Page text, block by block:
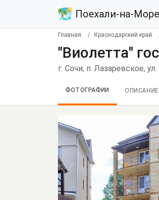
Поехали-на-
Главная Краснодарский край
"Виолетта"
г. Сочи, п. Лазаревское,
ФОТОГРАФИИ ОПИСАНИЕ